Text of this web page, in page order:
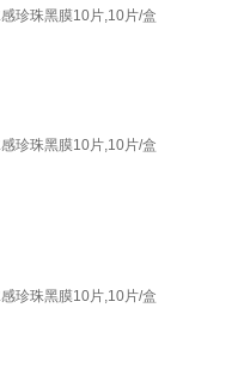
珍珠黑膜10片,10片/盒
珍珠黑膜10片,10片/盒
珍珠黑膜10片,10片/盒